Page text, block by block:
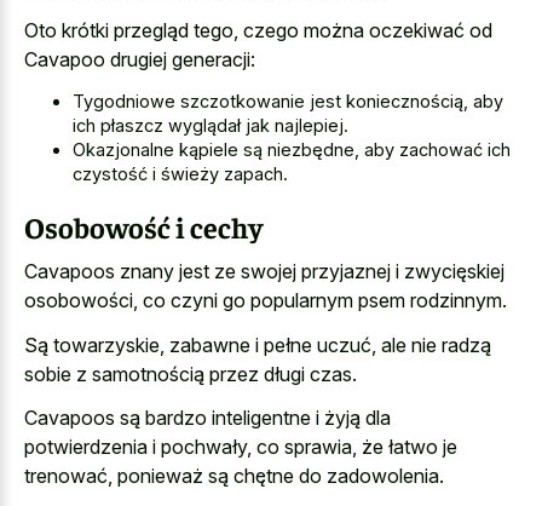
Oto krótki przegląd tego, czego można oczekiwać od
Cavapoo drugiej generacji:
Tygodniowe szczotkowanie jest koniecznością, aby
ich płaszcz wyglądał jak najlepiej.
Okazjonalne kąpiele są niezbędne, aby zachować ich
czystość i świeży zapach.
Osobowość i cechy
Cavapoos znany jest ze swojej przyjaznej i zwycięskiej
osobowości, co czyni go popularnym psem rodzinnym.
Są towarzyskie, zabawne i pełne uczuć, ale nie radzą
sobie z samotnością przez długi czas.
Cavapoos są bardzo inteligentne i żyją dla
potwierdzenia i pochwały, co sprawia, że łatwo je
trenować, ponieważ są chętne do zadowolenia.